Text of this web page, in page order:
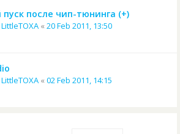
после чип-тюнинга (+)
LittleTOXA « 20 Feb 2011, 13:50
LittleTOXA « 02 Feb 2011, 14:15